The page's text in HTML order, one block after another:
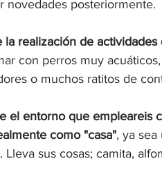
novedades posteriormente.
realización de
con perros muy
o muchos ratitos de
el entorno que empleareis
como "casa", ya sea
Lleva sus cosas; camita,